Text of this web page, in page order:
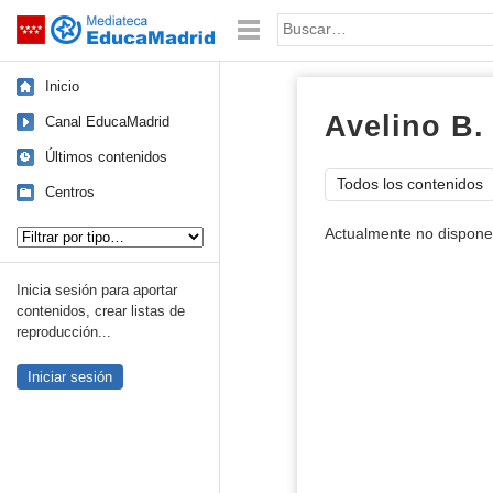
Saltar navegación Palabra o frase:
Inicio
Canal EducaMadrid
Últimos contenidos
Centros
Inicia sesión para aportar
contenidos, crear listas de
reproducción...
Iniciar sesión
Avelino B.
Todos los contenidos
Actualmente no